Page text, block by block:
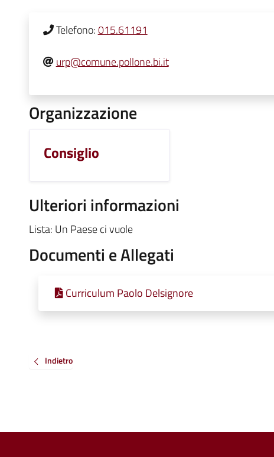
Telefono:015.61191
urp@comune.pollone.bi.it
Organizzazione
Consiglio
Ulteriori informazioni
Lista: Un Paese ci vuole
Documenti e Allegati
Curriculum Paolo Delsignore
Indietro